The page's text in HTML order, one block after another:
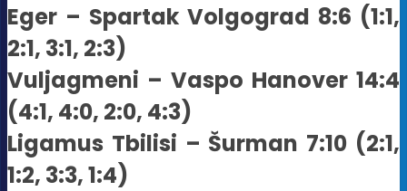
Eger – Spartak Volgograd 8:6 (1:1,
2:1, 3:1, 2:3)
Vuljagmeni – Vaspo Hanover 14:4
(4:1, 4:0, 2:0, 4:3)
Ligamus Tbilisi – Šurman 7:10 (2:1,
1:2, 3:3, 1:4)